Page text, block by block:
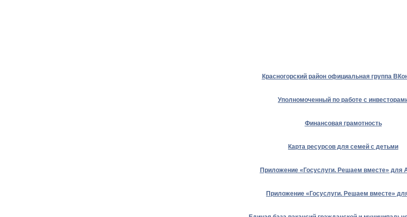
Красногорский район официальная группа
Уполномоченный по работе с
Финансовая грамотность
Карта ресурсов для семей с детьми
Приложение «Госуслуги. Решаем вместе» для
Приложение «Госуслуги. Решаем вместе»